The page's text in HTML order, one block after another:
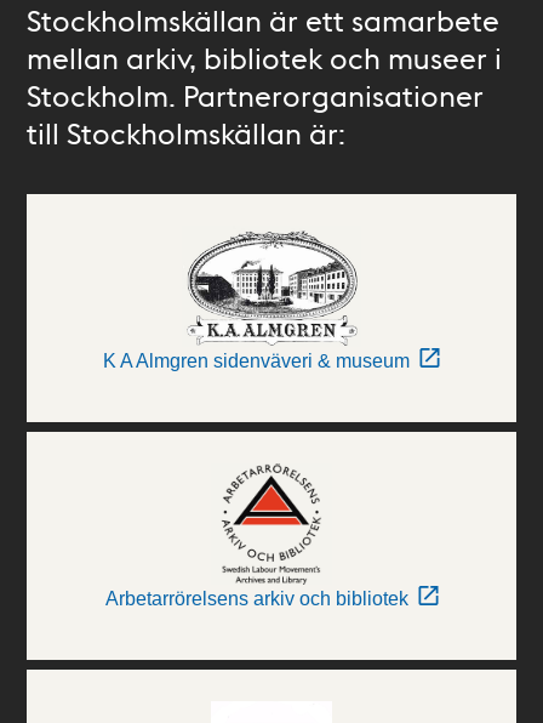
Stockholmskällan är ett samarbete
mellan arkiv, bibliotek och museer i
Stockholm. Partnerorganisationer
till Stockholmskällan är:
K A Almgren sidenväveri & museum
Arbetarrörelsens arkiv och bibliotek